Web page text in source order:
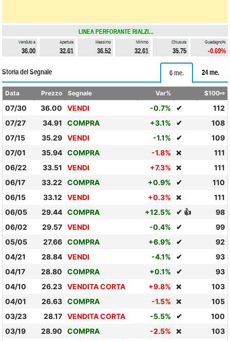
LINEA PERFORANTE RIALZI...
Venduto a
36.00
Apertura
32.61
Massimo
36.52
Minimo
32.61
Chiusura
35.75
Guadagno%
-0.69%
Storia del Segnale 6 me. 24 me.
Data Prezzo Segnale Var% $100⇨
07/30 36.00 VENDI -0.7% ✔
112
07/27
34.91 COMPRA +3.1% ✔
108
07/15
35.29 VENDI -1.1% ✔
109
07/01
35.94 COMPRA -1.8% ❌
111
06/22
33.51 VENDI +7.3% ❌
111
06/17
33.22 COMPRA +0.9% ✔
110
06/15
33.12 VENDI +0.3% ❌
111
06/05
29.44 COMPRA +12.5% ✔ 👍
98
06/02
29.57 VENDI -0.4% ✔
99
05/05
27.66 COMPRA +6.9% ✔
92
04/21
28.84 VENDI -4.1% ✔
93
04/17
28.80 COMPRA +0.1% ✔
93
04/10
26.23 VENDITA CORTA +9.8% ❌
103
04/01
26.63 COMPRA -1.5% ❌
105
03/23
28.17 VENDITA CORTA -5.5% ✔
100
03/19
28.90 COMPRA -2.5% ❌
103